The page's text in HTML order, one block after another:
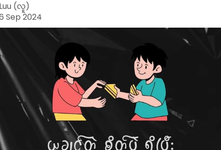
(လူ)
Sep 2024